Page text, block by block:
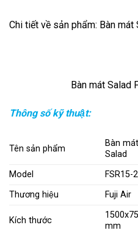
Chi tiết về sản phẩm: Bàn mát
Bàn mát Salad
Thông số kỹ thuật:
Tên sản phẩm
Bàn mát
Salad
Model
FSR15-2
Thương hiệu
Fuji Air
Kích thước
mm